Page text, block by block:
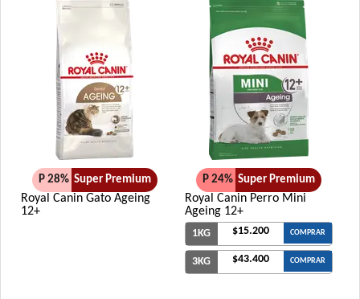
P 28% Super Premium
Royal Canin Gato Ageing
12+
P 24% Super Premium
Royal Canin Perro Mini
Ageing 12+
1KG $15.200 COMPRAR
3KG $43.400 COMPRAR